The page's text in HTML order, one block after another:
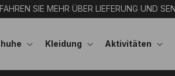
SIE MEHR ÜBER LIEFERUNG UND
Kleidung Aktivitäten